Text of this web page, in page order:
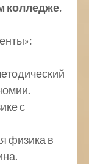
колледже.
с
физика в